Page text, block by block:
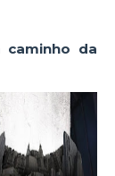
caminho da